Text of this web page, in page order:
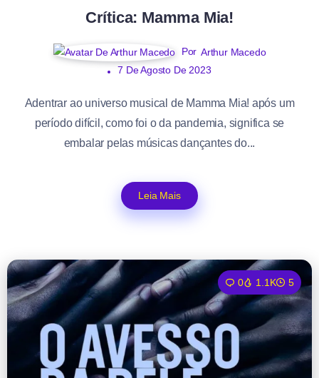
Crítica: Mamma Mia!
Por Arthur Macedo
7 De Agosto De 2023
Adentrar ao universo musical de Mamma Mia! após um
período difícil, como foi o da pandemia, significa se
embalar pelas músicas dançantes do...
Leia Mais
0 1.1K 5